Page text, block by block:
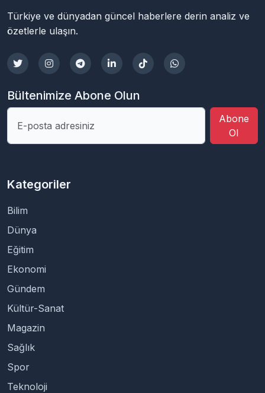
Türkiye ve dünyadan güncel haberlere derin analiz ve
özetlerle ulaşın.
Bültenimize Abone Olun
Abone
Ol
Kategoriler
Bilim
Dünya
Eğitim
Ekonomi
Gündem
Kültür-Sanat
Magazin
Sağlık
Spor
Teknoloji